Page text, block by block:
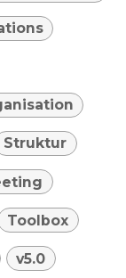
Struktur
Toolbox
v5.0